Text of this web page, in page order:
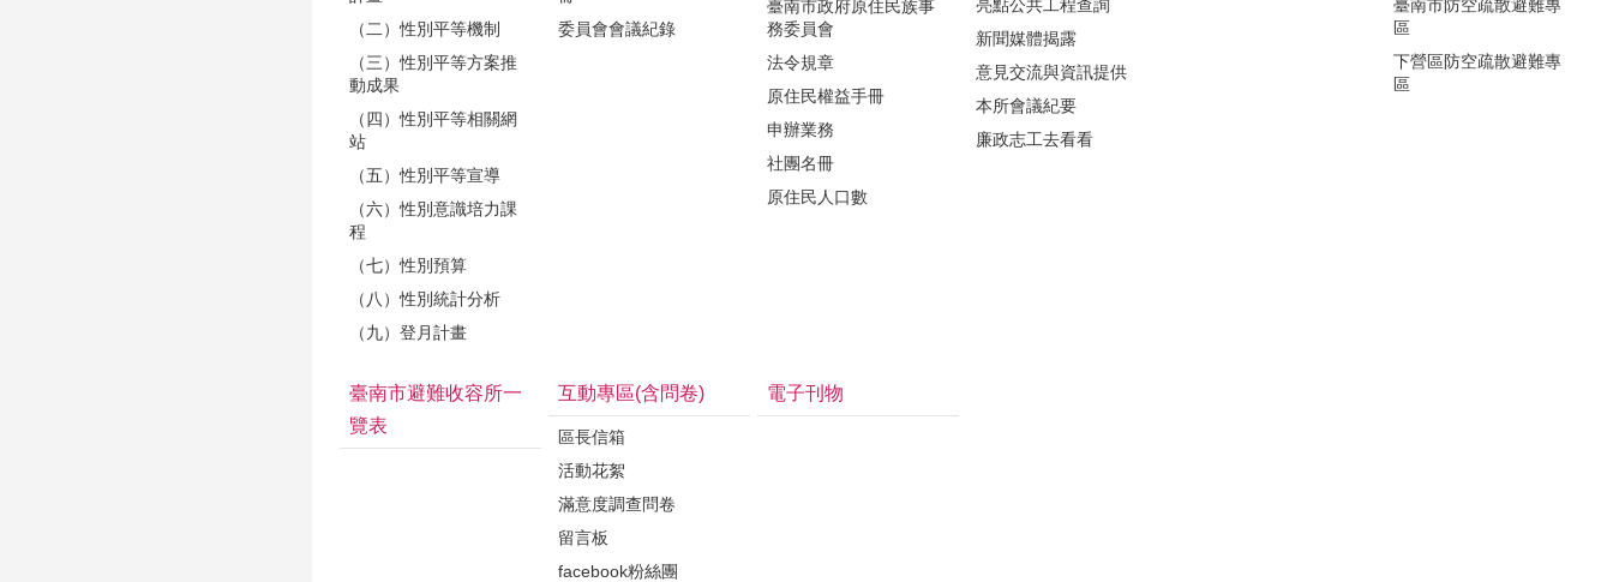
（二）性別平等機制
（三）性別平等方案推
動成果
（四）性別平等相關網
站
（五）性別平等宣導
（六）性別意識培力課
程
（七）性別預算
（八）性別統計分析
（九）登月計畫
委員會會議紀錄
臺南市政府原住民族事
務委員會
法令規章
原住民權益手冊
申辦業務
社團名冊
原住民人口數
亮點公共工程查詢
新聞媒體揭露
意見交流與資訊提供
本所會議紀要
廉政志工去看看
臺南市防空疏散避難專
區
下營區防空疏散避難專
區
臺南市避難收容所一
覽表
互動專區(含問卷)
區長信箱
活動花絮
滿意度調查問卷
留言板
facebook粉絲團
電子刊物